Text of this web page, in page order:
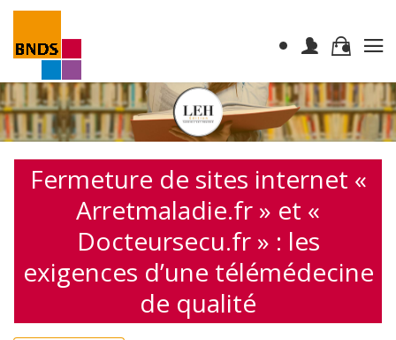
Fermeture de sites internet «
Arretmaladie.fr » et «
Docteursecu.fr » : les
exigences d’une télémédecine
de qualité